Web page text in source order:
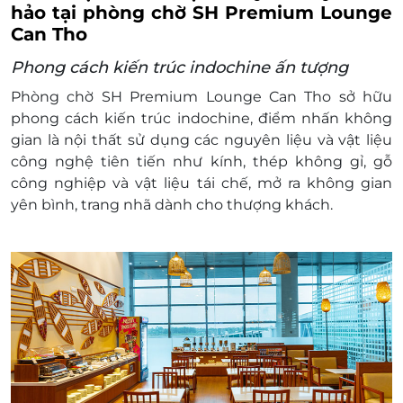
Giờ áp dụng: 04:00 - 21:00
Số lượng E-Voucher áp dụng:
01 voucher/khách/1 lượt sử dụng
Dịch vụ bao gồm: Các dịch vụ theo tiêu chuẩn
tại phòng chờ
Dịch vụ không bao gồm: Chi phí cá nhân và các
chi phí phát sinh khác
Chính sách phụ thu trẻ em:
Miễn phí tối đa cho 02 trẻ em dưới 5 tuổi đi
Phòng khách.
Trẻ em dưới 5 tuổi thứ ba trở đi và Trẻ em từ
5 tuổi đến 12 tuổi mức phí bằng 50% đơn giá
niêm yết/trẻ em.
Hành khách trên 12 tuổi được tính như quy
định đối với người lớn.
Các trường hợp người đi kèm, nếu không
hảo tại phòng chờ SH Premium Lounge
Can Tho
Phong cách kiến trúc indochine ấn tượng
Phòng chờ SH Premium Lounge Can Tho sở hữu
phong cách kiến trúc indochine, điểm nhấn không
gian là nội thất sử dụng các nguyên liệu và vật liệu
công nghệ tiên tiến như kính, thép không gỉ, gỗ
công nghiệp và vật liệu tái chế, mở ra không gian
yên bình, trang nhã dành cho thượng khách.